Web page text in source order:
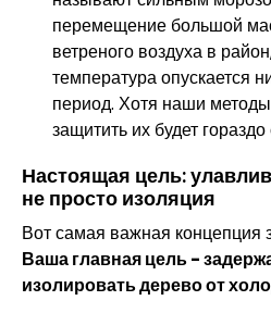
перемещение большой
ветреного воздуха в
температура опускается
период. Хотя наши
защитить их будет
Настоящая цель:
не просто изоляция
Вот самая важная концепция
Ваша главная цель -
изолировать дерево от